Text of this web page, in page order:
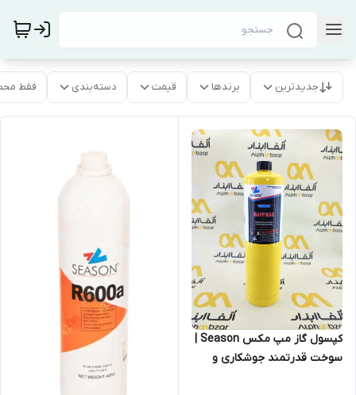
جدیدترین برندها قیمت دسته‌بندی فقط
کپسول گاز مپ مکس Season |
سوخت قدرتمند جوشکاری و